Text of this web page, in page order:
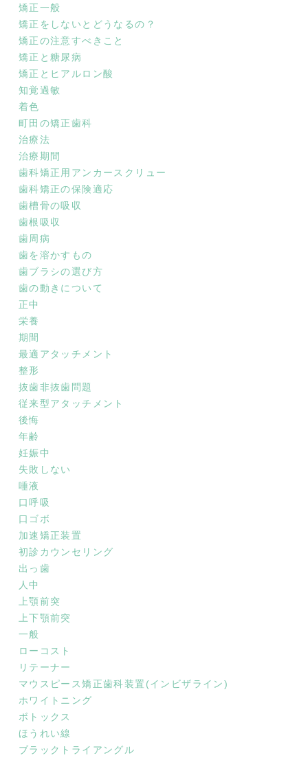
矯正一般
矯正をしないとどうなるの？
矯正の注意すべきこと
矯正と糖尿病
矯正とヒアルロン酸
知覚過敏
着色
町田の矯正歯科
治療法
治療期間
歯科矯正用アンカースクリュー
歯科矯正の保険適応
歯槽骨の吸収
歯根吸収
歯周病
歯を溶かすもの
歯ブラシの選び方
歯の動きについて
正中
栄養
期間
最適アタッチメント
整形
抜歯非抜歯問題
従来型アタッチメント
後悔
年齢
妊娠中
失敗しない
唾液
口呼吸
口ゴボ
加速矯正装置
初診カウンセリング
出っ歯
人中
上顎前突
上下顎前突
一般
ローコスト
リテーナー
マウスピース矯正歯科装置(インビザライン)
ホワイトニング
ボトックス
ほうれい線
ブラックトライアングル